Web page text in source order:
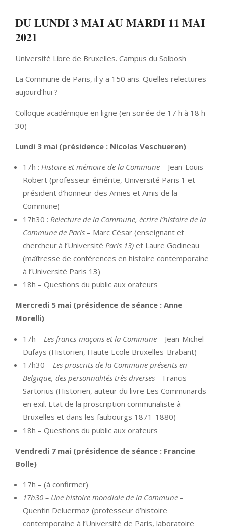
DU LUNDI 3 MAI AU MARDI 11 MAI
2021
Université Libre de Bruxelles. Campus du Solbosh
La Commune de Paris, il y a 150 ans. Quelles relectures
aujourd’hui ?
Colloque académique en ligne (en soirée de 17 h à 18 h
30)
Lundi 3 mai (présidence : Nicolas Veschueren)
17h : Histoire et mémoire de la Commune – Jean-Louis
Robert (professeur émérite, Université Paris 1 et
président d’honneur des Amies et Amis de la
Commune)
17h30 : Relecture de la Commune, écrire l’histoire de la
Commune de Paris – Marc César (enseignant et
chercheur à l’Université Paris 13) et Laure Godineau
(maîtresse de conférences en histoire contemporaine
à l’Université Paris 13)
18h – Questions du public aux orateurs
Mercredi 5 mai (présidence de séance : Anne
Morelli)
17h – Les francs-maçons et la Commune – Jean-Michel
Dufays (Historien, Haute Ecole Bruxelles-Brabant)
17h30 – Les proscrits de la Commune présents en
Belgique, des personnalités très diverses – Francis
Sartorius (Historien, auteur du livre Les Communards
en exil. Etat de la proscription communaliste à
Bruxelles et dans les faubourgs 1871-1880)
18h – Questions du public aux orateurs
Vendredi 7 mai (présidence de séance : Francine
Bolle)
17h – (à confirmer)
17h30 – Une histoire mondiale de la Commune –
Quentin Deluermoz (professeur d’histoire
contemporaine à l’Université de Paris, laboratoire